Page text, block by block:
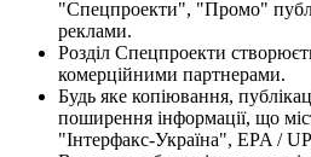
"Спецпроекти", "Промо"
реклами.
Розділ Спецпроекти
комерційними партнерами.
Будь яке копіювання,
поширення інформації, що
"Інтерфакс-Україна", EPA /